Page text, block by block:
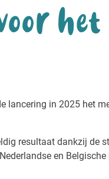
het
lancering in 2025 het
resultaat dankzij de
en